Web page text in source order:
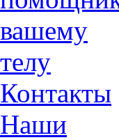
вашему
телу
Контакты
Наши